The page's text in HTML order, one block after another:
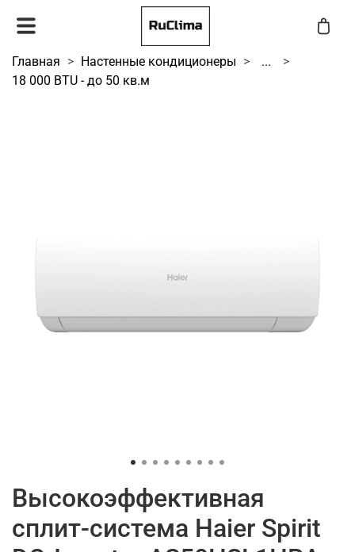
Главная Настенные кондиционеры
...
18 000 BTU - до 50 кв.м
Высокоэффективная
сплит-система Haier Spirit